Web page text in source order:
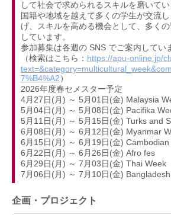
して社会で求められるスキルを磨いてい
国籍や地域を越えて多くの学生が交流
げ、スキルを高める機会として、多く
しています。
参加募集は各週の SNS でご案内してい
（検索はこちら： https://apu-online.jp/
7%B4%A2）
2026年度春セメスター予定
4月27日(月) ～ 5月01日(金) Malaysia
5月04日(月) ～ 5月08日(金) Pacifika
5月11日(月) ～ 5月15日(金) Turks and
6月08日(月) ～ 6月12日(金) Myanmar
6月15日(月) ～ 6月19日(金) Cambodian
6月22日(月) ～ 6月26日(金) Afro fes
6月29日(月) ～ 7月03日(金) Thai Week
7月06日(月) ～ 7月10日(金)
企画・プロジェクト